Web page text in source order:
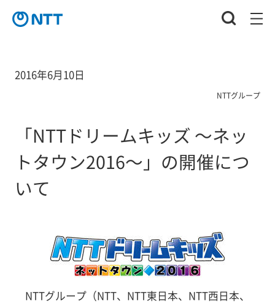
2016年6月10日
NTTグループ
「NTTドリームキッズ ～ネッ
トタウン2016～」の開催につ
いて
NTTグループ（NTT、NTT東日本、NTT西日本、